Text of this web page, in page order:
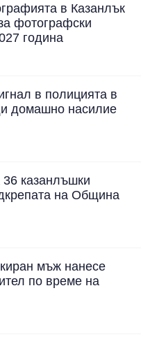
в Казанлък
фотографски
година
в полицията в
домашно насилие
казанлъшки
на Община
мъж нанесе
по време на